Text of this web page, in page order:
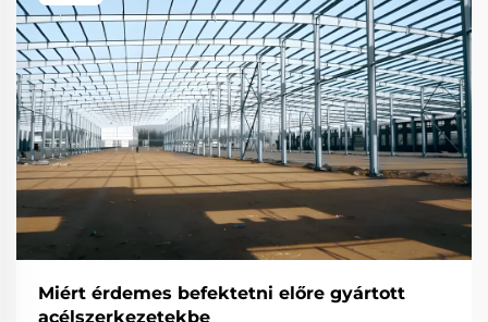
Miért érdemes befektetni előre gyártott
acélszerkezetekbe